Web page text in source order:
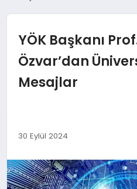
GÜNCEL
TEKNOLOJI
GENEL
EKONOMI
YÖK Başkanı
Özvar’dan
Mesajlar
30 Eylül 2024